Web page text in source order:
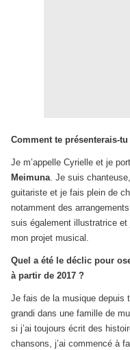
Comment te présenterais-
Je m’appelle Cyrielle et je
Meimuna. Je suis
guitariste et je fais plein de
notamment des
suis également illustratrice
mon projet musical.
Quel a été le déclic pour
à partir de 2017 ?
Je fais de la musique depuis
grandi dans une famille de
si j’ai toujours écrit des
chansons, j’ai commencé à